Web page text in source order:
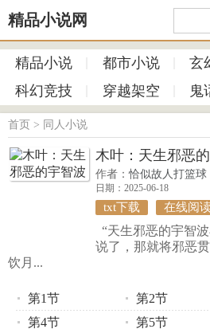
精品小说网
精品小说 都市小说 玄
科幻竞技
穿越架空 鬼
首页 > 同人小说
木叶：天生邪恶
作者：恰似故人打篮球
日期：2025-06-18
txt下载 在线阅
“天生邪恶的宇智
说了，那就将邪恶
饮月...
第1节 第2节
第4节
第5节